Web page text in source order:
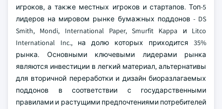
игроков, а также местных игроков и стартапов. Топ-5
лидеров на мировом рынке бумажных поддонов - DS
Smith, Mondi, International Paper, Smurfit Kappa и Litco
International Inc., на долю которых приходится 35%
рынка. Основными ключевыми лидерами рынка
являются инвестиции в легкий материал, альтернативы
для вторичной переработки и дизайн биоразлагаемых
поддонов в соответствии с государственными
правилами и растущими предпочтениями потребителей